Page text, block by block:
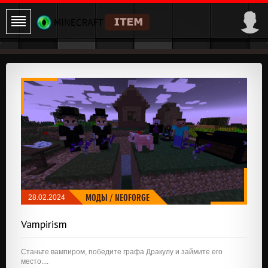
28.02.2024 МОДЫ / NEOFORGE
Vampirism
Станьте вампиром, победите графа Дракулу и займите его
место....